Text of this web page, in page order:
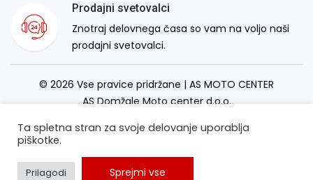
Prodajni svetovalci
Znotraj delovnega časa so vam na voljo naši
prodajni svetovalci.
© 2026 Vse pravice pridržane | AS MOTO CENTER
AS Domžale Moto center d.o.o.
Ta spletna stran za svoje delovanje uporablja
piškotke.
Prilagodi Sprejmi vse